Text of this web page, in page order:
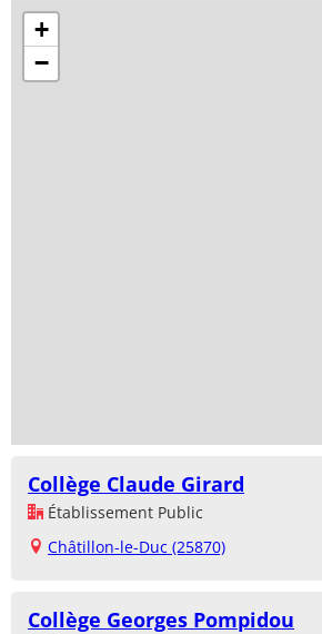
+
−
Collège Claude Girard
Établissement Public
Châtillon-le-Duc (25870)
Collège Georges Pompidou